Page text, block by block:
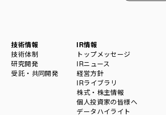
技術情報
技術体制
研究開発
受託・共同開発
IR情報
トップメッセージ
IRニュース
経営方針
IRライブラリ
株式・株主情報
個人投資家の皆様へ
データハイライト